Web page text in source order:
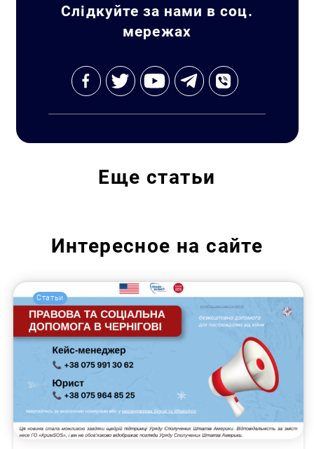
Слідкуйте за нами в соц.
мережах
Еще статьи
Интересное на сайте
Статьи